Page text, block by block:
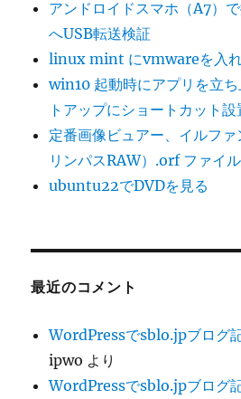
アンドロイドスマホ（A7）
へUSB転送検証
linux mint にvmwareを入れ
win10 起動時にアプリを立
トアップにショートカット設
定番画像ビュアー、イルフ
リンパスRAW）.orf ファイル
ubuntu22でDVDを見る
最近のコメント
WordPressでsblo.jpブログ記
ipwo より
WordPressでsblo.jpブログ記